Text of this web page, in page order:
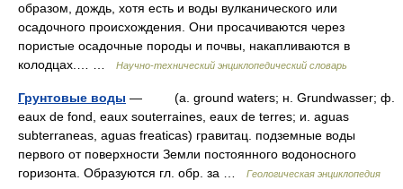
образом, дождь, хотя есть и воды вулканического или
осадочного происхождения. Они просачиваются через
пористые осадочные породы и почвы, накапливаются в
колодцах.… …
Научно-технический энциклопедический словарь
Грунтовые воды — (a. ground waters; н. Grundwasser; ф.
eaux de fond, eaux souterraines, eaux de terres; и. aguas
subterraneas, aguas freaticas) гравитац. подземные воды
первого от поверхности Земли постоянного водоносного
горизонта. Oбразуются гл. обр. за …
Геологическая энциклопедия